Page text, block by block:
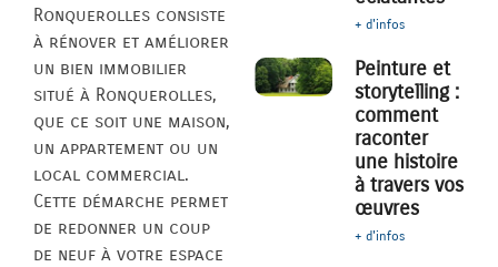
Ronquerolles consiste
à rénover et améliorer
un bien immobilier
situé à Ronquerolles,
que ce soit une maison,
un appartement ou un
local commercial.
Cette démarche permet
de redonner un coup
de neuf à votre espace
+ d'infos
Peinture et
storytelling :
comment
raconter
une histoire
à travers vos
œuvres
+ d'infos